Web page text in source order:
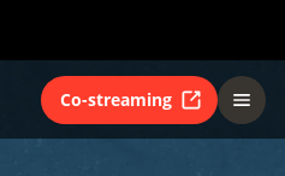
Co-streaming